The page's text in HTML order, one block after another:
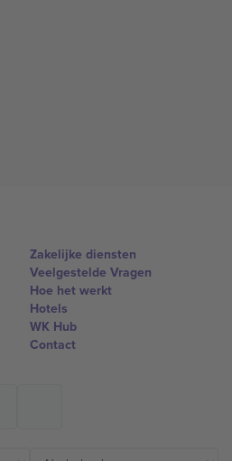
Zakelijke diensten
Veelgestelde Vragen
Hoe het werkt
Hotels
WK Hub
Contact